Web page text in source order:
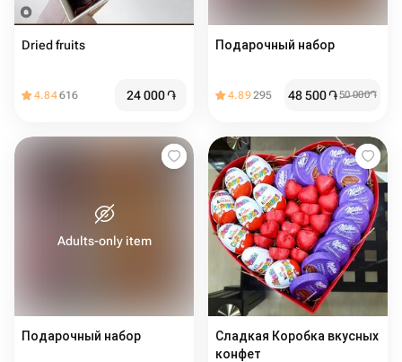
Dried fruits
4.84616 24 000֏
Подарочный набор
4.89295 48 500֏50 000֏
Adults-only item
Подарочный набор
Сладкая Коробка вкусных
конфет